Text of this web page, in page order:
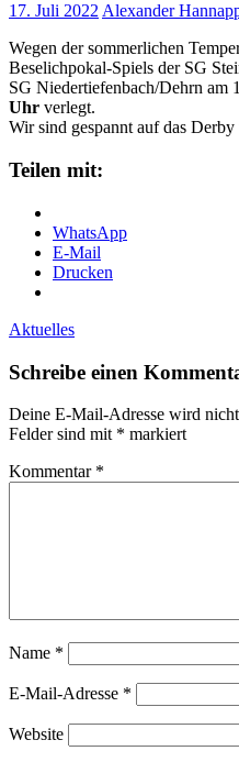
17. Juli 2022Alexander
Wegen der sommerlichen
Beselichpokal-Spiels der SG
SG Niedertiefenbach/Dehrn am
Uhr verlegt.
Wir sind gespannt auf das
Teilen mit:
WhatsApp
E-Mail
Drucken
Aktuelles
Schreibe einen
Deine E-Mail-Adresse wird
Felder sind mit * markiert
Kommentar *
Name *
E-Mail-Adresse *
Website